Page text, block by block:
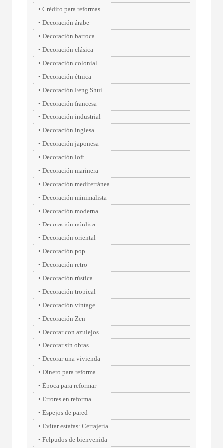
Crédito para reformas
Decoración árabe
Decoración barroca
Decoración clásica
Decoración colonial
Decoración étnica
Decoración Feng Shui
Decoración francesa
Decoración industrial
Decoración inglesa
Decoración japonesa
Decoración loft
Decoración marinera
Decoración mediterránea
Decoración minimalista
Decoración moderna
Decoración nórdica
Decoración oriental
Decoración pop
Decoración retro
Decoración rústica
Decoración tropical
Decoración vintage
Decoración Zen
Decorar con azulejos
Decorar sin obras
Decorar una vivienda
Dinero para reforma
Época para reformar
Errores en reforma
Espejos de pared
Evitar estafas: Cerrajería
Felpudos de bienvenida